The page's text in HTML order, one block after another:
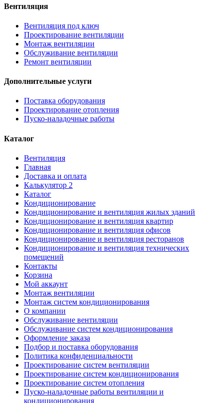
Вентиляция
Вентиляция под ключ
Проектирование вентиляции
Монтаж вентиляции
Обслуживание вентиляции
Ремонт вентиляции
Дополнительные услуги
Поставка оборудования
Проектирование отопления
Пуско-наладочные работы
Каталог
Вентиляция
Главная
Доставка и оплата
Калькулятор 2
Каталог
Кондиционирование
Кондиционирование и вентиляция жилых зданий
Кондиционирование и вентиляция квартир
Кондиционирование и вентиляция офисов
Кондиционирование и вентиляция ресторанов
Кондиционирование и вентиляция технических
помещений
Контакты
Корзина
Мой аккаунт
Монтаж вентиляции
Монтаж систем кондиционирования
О компании
Обслуживание вентиляции
Обслуживание систем кондиционирования
Оформление заказа
Подбор и поставка оборудования
Политика конфиденциальности
Проектирование систем вентиляции
Проектирование систем кондиционирования
Проектирование систем отопления
Пуско-наладочные работы вентиляции и
кондиционирования